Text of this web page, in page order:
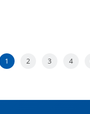
1 2 3 4